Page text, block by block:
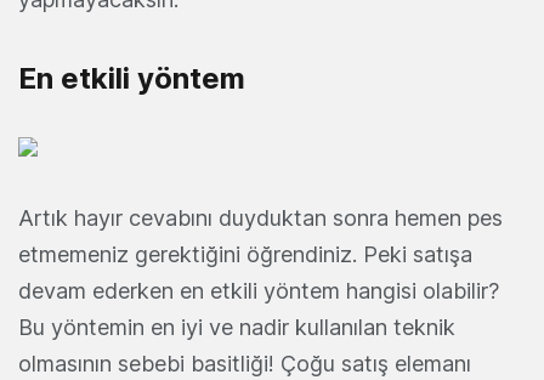
En etkili yöntem
Artık hayır cevabını duyduktan sonra hemen pes
etmemeniz gerektiğini öğrendiniz. Peki satışa
devam ederken en etkili yöntem hangisi olabilir?
Bu yöntemin en iyi ve nadir kullanılan teknik
olmasının sebebi basitliği! Çoğu satış elemanı